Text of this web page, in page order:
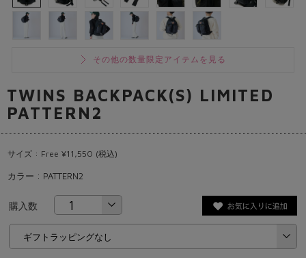
その他の数量限定アイテムを見る
TWINS BACKPACK(S) LIMITED
PATTERN2
サイズ : Free ¥11,550 (税込)
カラー : PATTERN2
購入数